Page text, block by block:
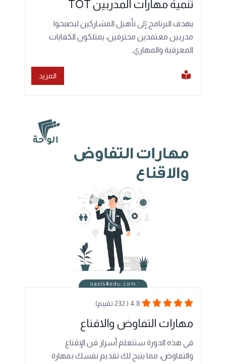
تنمية مهارات المدربين TOT
يهدف البرنامج إلى تأهيل المشاركين ليصبحوا
مدربين معتمدين محترفين، يمتلكون الكفايات
المعرفية والمهاري..
المزيد
4.8 ( 232 تقييم)
مهارات التفاوض والاقناع
في هذه الدورة ستتعلم أسرار فن الإقناع
والتفاوض، مما يتيح لك تقديم نفسك بمهارة